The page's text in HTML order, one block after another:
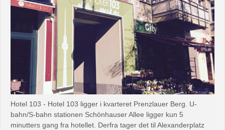
Hotel 103 - Hotel 103 ligger i kvarteret Prenzlauer Berg. U-
bahn/S-bahn stationen Schönhauser Allee ligger kun 5
minutters gang fra hotellet. Derfra tager det til Alexanderplatz